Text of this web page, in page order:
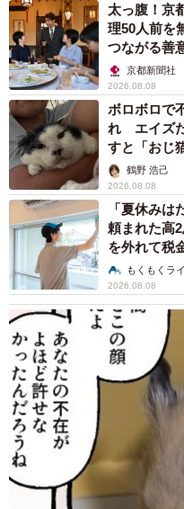
太っ腹！京
理50人前を
つながる善
京都新聞社
2026.08.08
ボロボロで
れ エイズ
すと「おじ
鶴野 浩己
2026.08.08
「夏休み
頼まれた高
を外れて税
説】もくもくラ
2026.08.08